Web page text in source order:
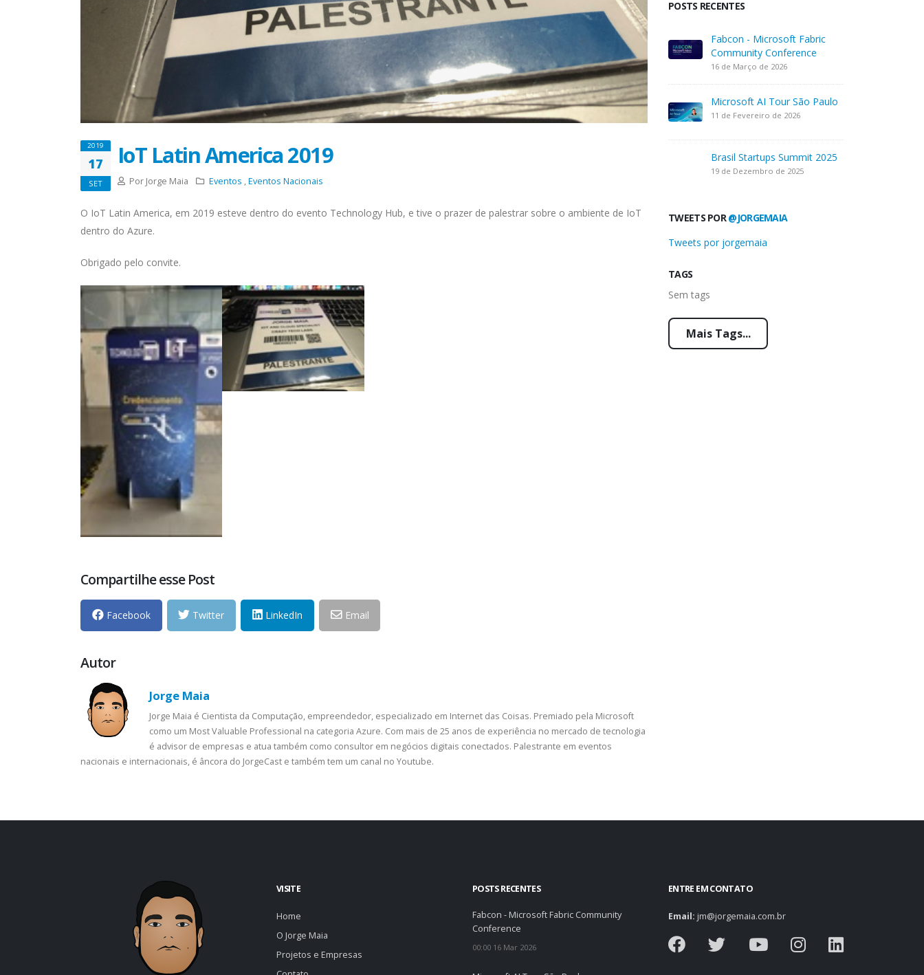
POSTS RECENTES
Fabcon - Microsoft Fabric
Community Conference
16 de Março de 2026
Microsoft AI Tour São Paulo
11 de Fevereiro de 2026
Brasil Startups Summit 2025
19 de Dezembro de 2025
TWEETS POR@JORGEMAIA
Tweets por jorgemaia
TAGS
Sem tags
Mais Tags...
2019
17
SET
IoT Latin America 2019
Por Jorge Maia Eventos ,Eventos Nacionais
O IoT Latin America, em 2019 esteve dentro do evento Technology Hub, e tive o prazer de palestrar sobre o ambiente de IoT
dentro do Azure.
Obrigado pelo convite.
Compartilhe esse Post
Facebook Twitter LinkedIn Email
Autor
Jorge Maia
Jorge Maia é Cientista da Computação, empreendedor, especializado em Internet das Coisas. Premiado pela Microsoft
como um Most Valuable Professional na categoria Azure. Com mais de 25 anos de experiência no mercado de tecnologia
é advisor de empresas e atua também como consultor em negócios digitais conectados. Palestrante em eventos
nacionais e internacionais, é âncora do JorgeCast e também tem um canal no Youtube.
VISITE
Home
O Jorge Maia
Projetos e Empresas
POSTS RECENTES
Fabcon - Microsoft Fabric Community
Conference
00:00 16 Mar 2026
ENTRE EM CONTATO
Email: jm@jorgemaia.com.br